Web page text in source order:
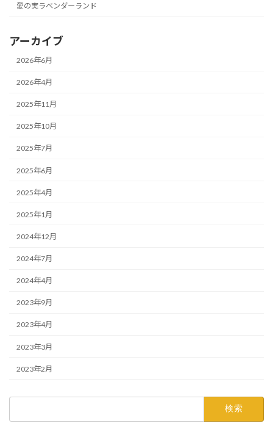
愛の実ラベンダーランド
アーカイブ
2026年6月
2026年4月
2025年11月
2025年10月
2025年7月
2025年6月
2025年4月
2025年1月
2024年12月
2024年7月
2024年4月
2023年9月
2023年4月
2023年3月
2023年2月